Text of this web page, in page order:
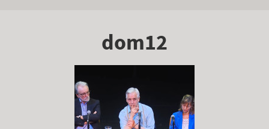
dom12